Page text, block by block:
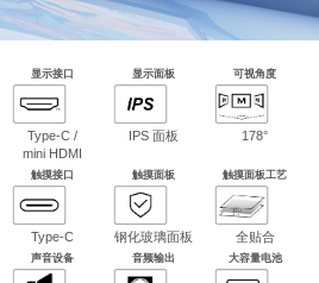
显示接口
Type-C /
mini HDMI
显示面板
IPS 面板
可视角度
178°
触摸接口
Type-C
触摸面板
钢化玻璃面板
触摸面板工艺
全贴合
声音设备 音频输出 大容量电池